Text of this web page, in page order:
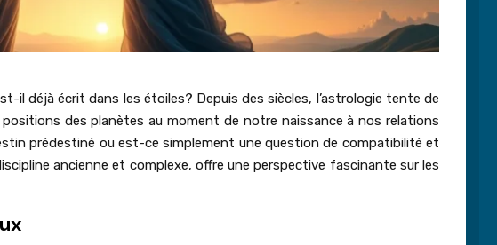
il déjà écrit dans les étoiles? Depuis des siècles, l’astrologie tente de
des planètes au moment de notre naissance à nos relations
prédestiné ou est-ce simplement une question de compatibilité et
ancienne et complexe, offre une perspective fascinante sur les